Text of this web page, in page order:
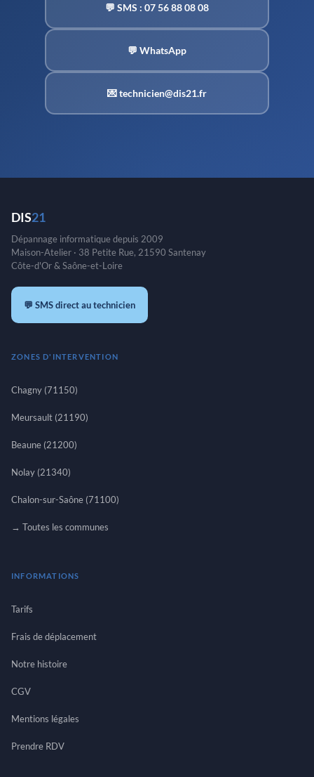
💬 SMS : 07 56 88 08 08
💬 WhatsApp
💌 technicien@dis21.fr
DIS21
Dépannage informatique depuis 2009
Maison-Atelier · 38 Petite Rue, 21590 Santenay
Côte-d'Or & Saône-et-Loire
💬 SMS direct au technicien
ZONES D'INTERVENTION
Chagny (71150)
Meursault (21190)
Beaune (21200)
Nolay (21340)
Chalon-sur-Saône (71100)
→ Toutes les communes
INFORMATIONS
Tarifs
Frais de déplacement
Notre histoire
CGV
Mentions légales
Prendre RDV